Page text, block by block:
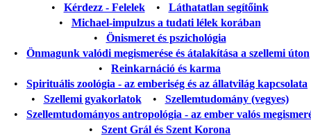
• Kérdezz - Felelek• Láthatatlan segítőink
• Michael-impulzus a tudati lélek korában
• Önismeret és pszichológia
• Önmagunk valódi megismerése és átalakítása a szellemi úton
• Reinkarnáció és karma
• Spirituális zoológia - az emberiség és az állatvilág kapcsolata
• Szellemi gyakorlatok• Szellemtudomány (vegyes)
• Szellemtudományos antropológia - az ember valós
• Szent Grál és Szent Korona